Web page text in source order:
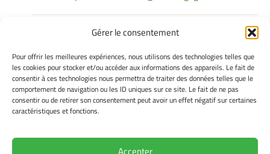
Gérer le consentement
Pour offrir les meilleures expériences, nous utilisons des technologies telles que
les cookies pour stocker et/ou accéder aux informations des appareils. Le fait de
consentir à ces technologies nous permettra de traiter des données telles que le
comportement de navigation ou les ID uniques sur ce site. Le fait de ne pas
consentir ou de retirer son consentement peut avoir un effet négatif sur certaines
caractéristiques et fonctions.
Accepter
INFORMATIONS LÉGALES
Mentions légales
Gérer mes cookies
Politique de cookies
Déclaration de confidentialité